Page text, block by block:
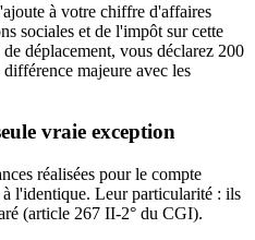
à votre chiffre d'affaires
sociales et de l'impôt sur cette
déplacement, vous déclarez 200
majeure avec les
vraie exception
réalisées pour le compte
l'identique. Leur particularité : ils
(article 267 II-2° du CGI).